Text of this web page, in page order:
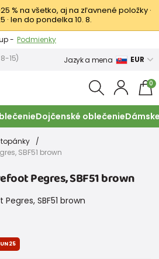
% na všetko, aj na zľavnené položky ·
· len do pondelka 10. 8.
Zobraziť
- Podmienky
8-15) Jazyk a mena EUR
0
Dojčenské oblečenie
topánky
SBF51 brown
Pegres, SBF51 brown
SBF51 brown